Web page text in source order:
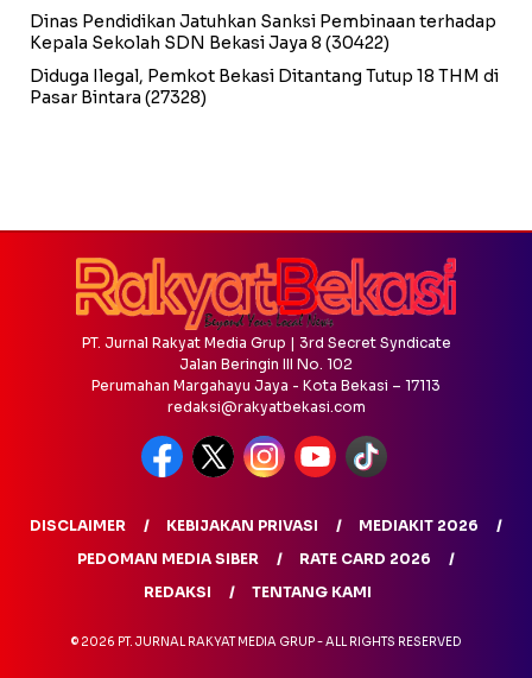
Dinas Pendidikan Jatuhkan Sanksi Pembinaan terhadap
Kepala Sekolah SDN Bekasi Jaya 8 (30422)
Diduga Ilegal, Pemkot Bekasi Ditantang Tutup 18 THM di
Pasar Bintara (27328)
PT. Jurnal Rakyat Media Grup | 3rd Secret Syndicate
Jalan Beringin III No. 102
Perumahan Margahayu Jaya - Kota Bekasi – 17113
redaksi@rakyatbekasi.com
DISCLAIMER KEBIJAKAN PRIVASI
MEDIAKIT 2026
PEDOMAN MEDIA SIBER
RATE CARD 2026
REDAKSI
TENTANG KAMI
© 2026 PT. JURNAL RAKYAT MEDIA GRUP - ALL RIGHTS RESERVED